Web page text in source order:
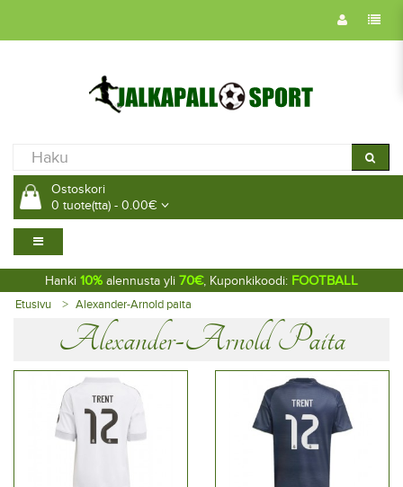
Ostoskori
0 tuote(tta) - 0.00€
Hanki 10% alennusta yli 70€, Kuponkikoodi: FOOTBALL
Etusivu Alexander-Arnold paita
Alexander-Arnold Paita